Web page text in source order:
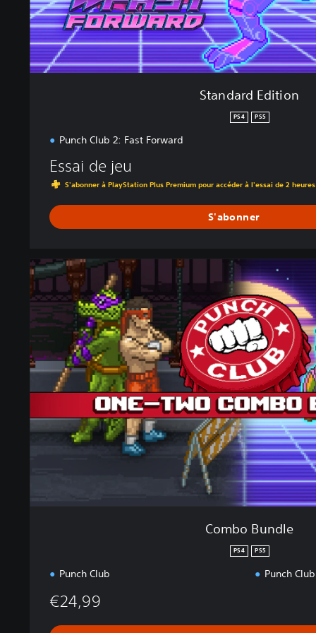
i
o
n
Standard Edition
PS4 PS5
Punch Club 2: Fast Forward
Essai de jeu
S'abonner à PlayStation Plus Premium pour accéder à l'essai de 2
S'abonner
C
o
m
b
o
B
u
n
e
Combo Bundle
PS4 PS5
Punch Club Punch
€24,99